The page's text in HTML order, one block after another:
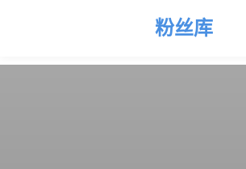
粉丝库